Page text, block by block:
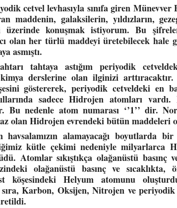
cetvel levhasıyla sınıfa giren Münevver
maddenin, galaksilerin, yıldızların,
üzerinde konuşmak istiyorum. Bu
olan her türlü maddeyi üretebilecek hale
asmıştı.
tahtaya astığım periyodik
derslerine olan ilginizi
göstererek, periyodik cetveldeki en
sadece Hidrojen atomları
Bu nedenle atom numarası ‘’1’’ dir.
olan Hidrojen evrendeki bütün
havsalamızın alamayacağı boyutlarda
kütle çekimi nedeniyle milyarlarca
Atomlar sıkıştıkça olağanüstü basınç
olağanüstü basınç ve
köşesindeki Helyum atomunu
sıra, Karbon, Oksijen, Nitrojen ve